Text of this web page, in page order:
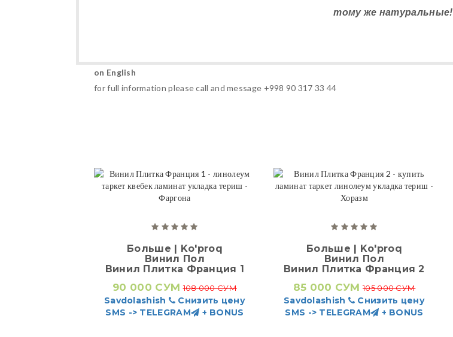
тому же натуральные!
on English
for full information please call and message +998 90 317 33 44
Больше | Ko'proq
Винил Пол
Винил Плитка Франция 1
90 000 СУМ 108 000 СУМ
Savdolashish
Снизить цену
SMS -> TELEGRAM
+ BONUS
Больше | Ko'proq
Винил Пол
Винил Плитка Франция 2
85 000 СУМ 105 000 СУМ
Savdolashish
Снизить цену
SMS -> TELEGRAM
+ BONUS